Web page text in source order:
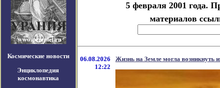
Космические новости
Энциклопедия
космонавтика
5 февраля 2001 года.
материалов
06.08.2026
12:22
Жизнь на Земле могла возникнуть